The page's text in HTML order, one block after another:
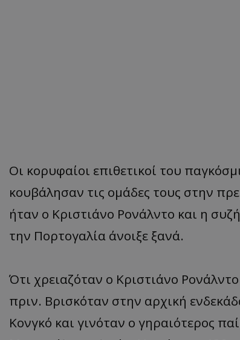
Οι κορυφαίοι επιθετικοί του
κουβάλησαν τις ομάδες τους στην
ήταν ο Κριστιάνο Ρονάλντο και η
την Πορτογαλία άνοιξε ξανά.
Ότι χρειαζόταν ο Κριστιάνο
πριν. Βρισκόταν στην αρχική
Κονγκό και γινόταν ο γηραιότερος